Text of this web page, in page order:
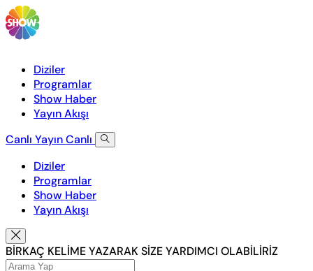
Diziler
Programlar
Show Haber
Yayın Akışı
Canlı YayınCanlı
Diziler
Programlar
Show Haber
Yayın Akışı
BİRKAÇ KELİME YAZARAK SİZE YARDIMCI OLABİLİRİZ